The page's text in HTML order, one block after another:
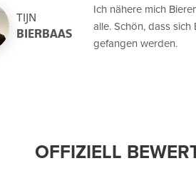
TIJN
BIERBAAS
Ich nähere mich
alle. Schön, dass
gefangen werden.
OFFIZIELL